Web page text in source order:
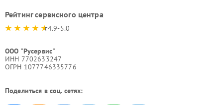
Рейтинг сервисного центра
4.9-5.0
ООО "Русервис"
ИНН 7702633247
ОГРН 1077746335776
Поделиться в соц. сетях: